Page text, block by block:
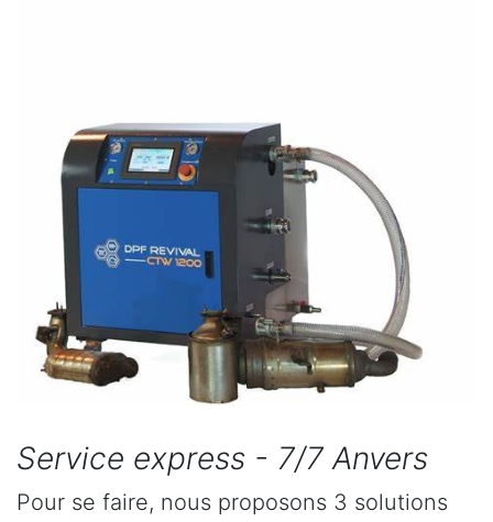
Service express - 7/7 Anvers
Pour se faire, nous proposons 3 solutions